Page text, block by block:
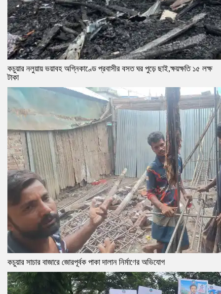
কচুয়ার নলুয়ায় ভয়াবহ অগ্নিকাণ্ডে প্রবাসীর বসত ঘর পুড়ে ছাই,ক্ষয়ক্ষতি ১৫ লক্ষ
টাকা
কচুয়ার সাচার বাজারে জোরপূর্বক পাকা দালান নির্মাণের অভিযোগ